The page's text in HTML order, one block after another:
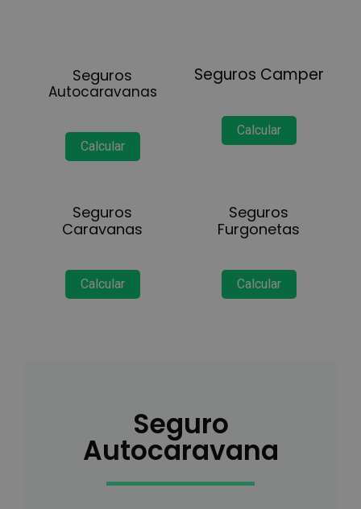
Seguros
Autocaravanas
Calcular
Seguros Camper
Calcular
Seguros
Caravanas
Calcular
Seguros
Furgonetas
Calcular
Seguro
Autocaravana